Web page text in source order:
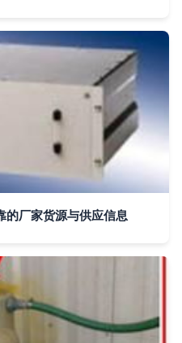
的厂家货源与供应信息